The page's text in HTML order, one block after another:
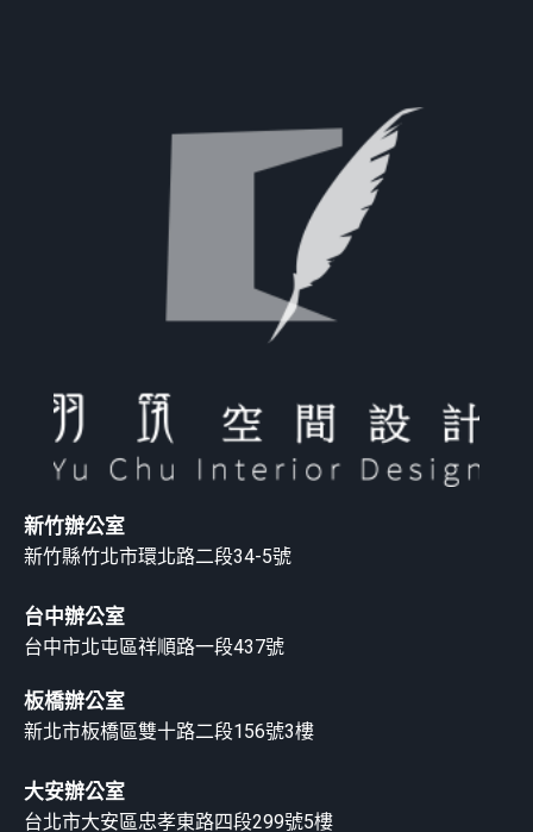
新竹辦公室
新竹縣竹北市環北路二段34-5號
台中辦公室
台中市北屯區祥順路一段437號
板橋辦公室
新北市板橋區雙十路二段156號3樓
大安辦公室
台北市大安區忠孝東路四段299號5樓